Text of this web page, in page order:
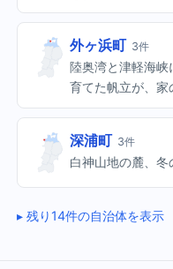
外ヶ浜町 3件
陸奥湾と津軽海
育てた帆立が、家
深浦町 3件
白神山地の麓、冬
残り14件の自治体を表示